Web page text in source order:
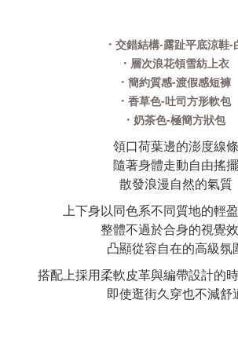
· 交錯結構-露趾平底涼鞋-
· 層次浪花領雪紡上衣
· 簡約質感-渡假感短褲
· 香草色-吐司方形軟包
· 奶茶色-極簡方狀包
領口荷葉邊的澎度線條
隨著身體走動自由搖擺
散發浪漫自然的氣質
上下身以同色系不同質地的輕
整體不過於合身的視覺
凸顯從容自在的高級氛
搭配上採用柔軟皮革與編帶設計的
即使逛街久穿也不減舒